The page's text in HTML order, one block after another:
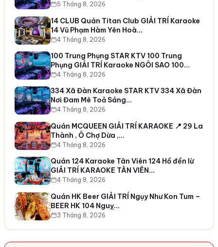
5 Tháng 8, 2026
14 CLUB Quán Titan Club GIẢI TRÍ Karaoke
14 Vũ Phạm Hàm Yên Hoà…
4 Tháng 8, 2026
100 Trung Phụng STAR KTV 100 Trung
Phụng GIẢI TRÍ Karaoke NGÔI SAO 100…
4 Tháng 8, 2026
334 Xã Đàn Karaoke STAR KTV 334 Xã Đàn
Nơi Đam Mê Toả Sáng…
4 Tháng 8, 2026
Quán MCQUEEN GIẢI TRÍ KARAOKE 📍 29 La
Thành , Ô Chợ Dừa ,…
4 Tháng 8, 2026
Quán 124 Karaoke Tân Viên 124 Hồ đền lừ
GIẢI TRÍ KARAOKE TÂN VIÊN…
4 Tháng 8, 2026
Quán HK Beer GIẢI TRÍ Ngụy Như Kon Tum –
BEER HK 104 Nguỵ…
3 Tháng 8, 2026